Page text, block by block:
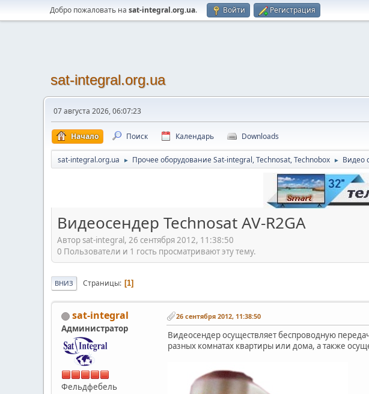
Добро пожаловать на sat-integral.org.ua. Войти Регистрация
sat-integral.org.ua
07 августа 2026, 06:07:23
Начало Поиск Календарь Downloads
sat-integral.org.ua ► Прочее оборудование Sat-integral, Technosat, Technobox ► Видео
Видеосендер Technosat AV-R2GA
Автор sat-integral, 26 сентября 2012, 11:38:50
0 Пользователи и 1 гость просматривают эту тему.
ВНИЗ Страницы 1
sat-integral
Администратор
Фельдфебель
26 сентября 2012, 11:38:50
Видеосендер осуществляет беспроводную
разных комнатах квартиры или дома, а также